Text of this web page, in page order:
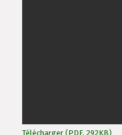
Télécharger (PDF, 292KB)